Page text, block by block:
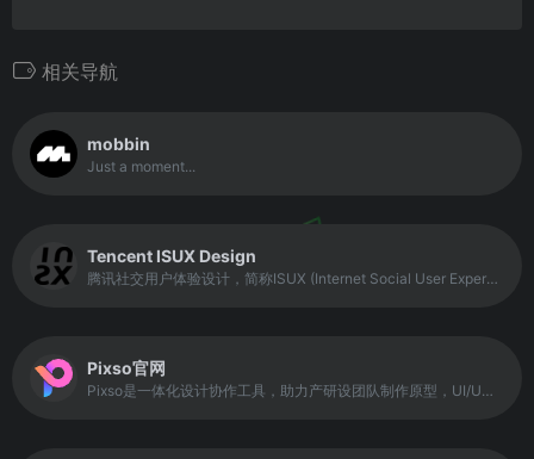
相关导航
mobbin
Just a moment...
Tencent ISUX Design
腾讯社交用户体验设计，简称ISUX (Internet Social User Experience)，成立于2011年1月11日，是腾讯集团核心、全球最具规模的UX设计团队，专业成员包括用户研究、交互设计、视觉设计、品牌设计、视频动画设计、UI开发、产品设计与市场研究等，至今ISUX分布于中国深圳总部、北京、上海、成都及韩国首尔。
Pixso官网
Pixso是一体化设计协作工具，助力产研设团队制作原型，UI/UX设计，视觉设计，低代码交付时获得更轻松流畅的工作体验，让团队协作更高效。支持Sketch，Figma格式。